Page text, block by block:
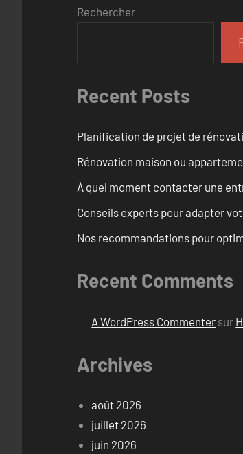
Rechercher
Recent Posts
Planification de projet de
Rénovation maison ou
À quel moment contacter une
Conseils experts pour adapter
Nos recommandations pour
Recent Comments
A WordPress Commenter sur
Archives
août 2026
juillet 2026
juin 2026